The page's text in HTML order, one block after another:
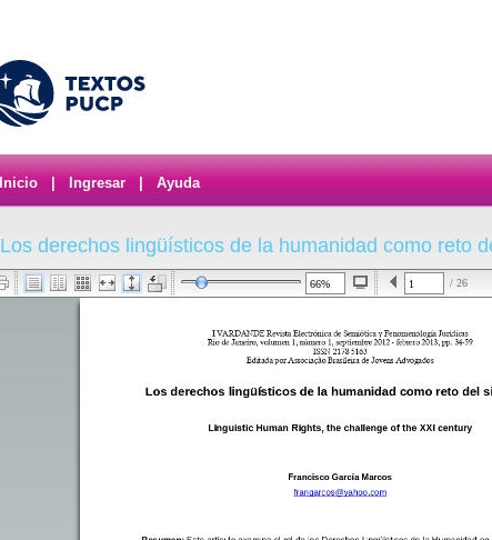
Inicio Ingresar Ayuda
Los derechos lingüísticos de la humanidad como reto
/ 26